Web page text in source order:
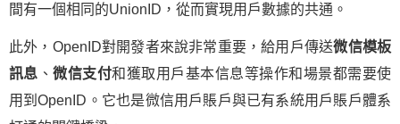
間有一個相同的UnionID，從而實現用戶數據的共通。
此外，OpenID對開發者來說非常重要，給用戶傳送微信模板
訊息 、微信支付和獲取用戶基本信息等操作和場景都需要使
用到OpenID。它也是微信用戶賬戶與已有系統用戶賬戶體系